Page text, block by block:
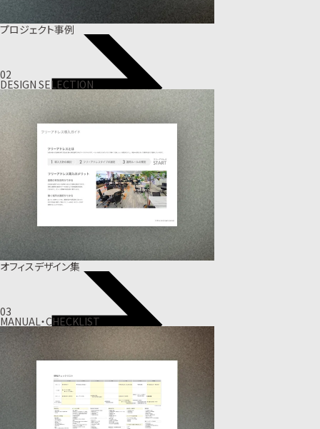
プロジェクト事例
02
DESIGN SELECTION
オフィスデザイン集
03
MANUAL・CHECKLIST